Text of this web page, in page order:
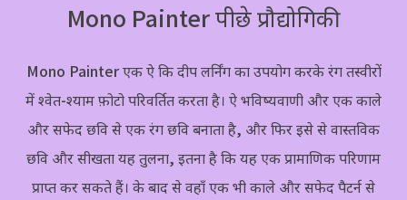
Mono Painter पीछे प्रौद्योगिकी
Mono Painter एक ऐ कि दीप लर्निंग का उपयोग करके रंग तस्वीरों
में श्वेत-श्याम फ़ोटो परिवर्तित करता है। ऐ भविष्यवाणी और एक काले
और सफेद छवि से एक रंग छवि बनाता है, और फिर इसे से वास्तविक
छवि और सीखता यह तुलना, इतना है कि यह एक प्रामाणिक परिणाम
प्राप्त कर सकते हैं। के बाद से वहाँ एक भी काले और सफेद पैटर्न से